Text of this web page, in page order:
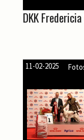
DKK
11-02-2025